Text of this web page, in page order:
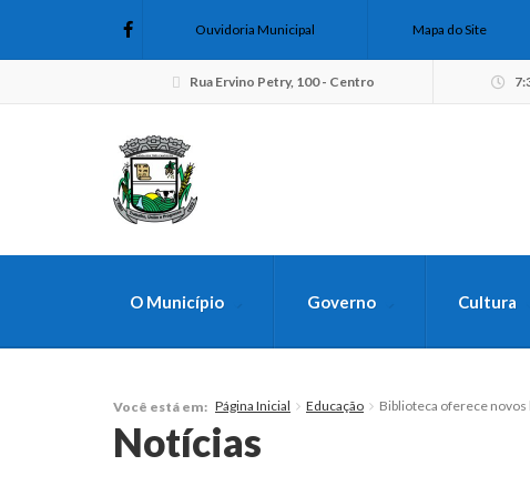
Ouvidoria Municipal Mapa do Site
Rua Ervino Petry, 100 - Centro
O Município Governo Cultura
Você está em: Página Inicial Educação Biblioteca oferece novos
Notícias